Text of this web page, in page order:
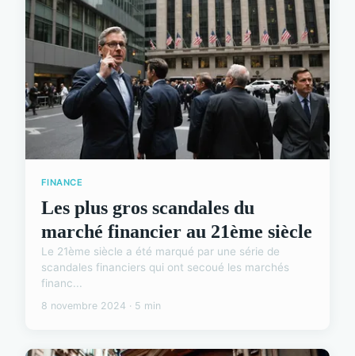
FINANCE
Les plus gros scandales du
marché financier au 21ème siècle
Le 21ème siècle a été marqué par une série de
scandales financiers qui ont secoué les marchés
financ...
8 novembre 2024 · 5 min